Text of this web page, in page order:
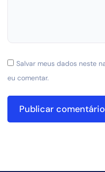
Salvar meus dados neste
eu comentar.